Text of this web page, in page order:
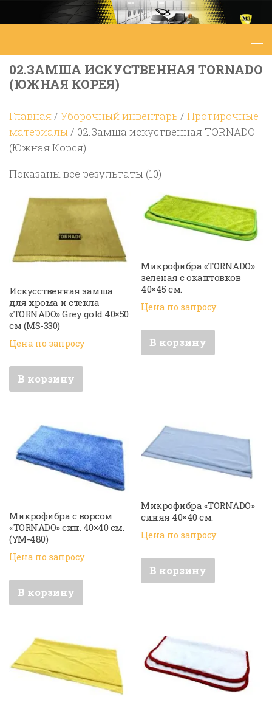
Перейти к содержимому
02.ЗАМША ИСКУСТВЕННАЯ TORNADO
(ЮЖНАЯ КОРЕЯ)
Главная/ Уборочный инвентарь / Протирочные
материалы/ 02.Замша искуственная TORNADO
(Южная Корея)
Показаны все результаты (10)
возрастанию
Искусственная замша
для хрома и стекла
«TORNADO» Grey gold 40×50
см (MS-330)
Цена по запросу
В корзину
Микрофибра «TORNADO»
зеленая с окантовков
40×45 см.
Цена по запросу
В корзину
Микрофибра с ворсом
«TORNADO» син. 40×40 см.
(YM-480)
Цена по запросу
В корзину
Микрофибра «TORNADO»
синяя 40×40 см.
Цена по запросу
В корзину